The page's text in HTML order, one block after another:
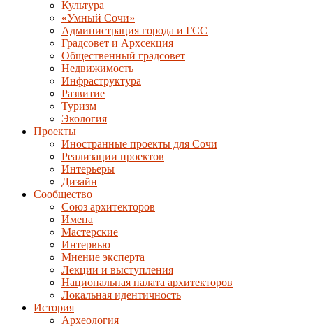
Культура
«Умный Сочи»
Администрация города и ГСС
Градсовет и Архсекция
Общественный градсовет
Недвижимость
Инфраструктура
Развитие
Туризм
Экология
Проекты
Иностранные проекты для Сочи
Реализации проектов
Интерьеры
Дизайн
Сообщество
Союз архитекторов
Имена
Мастерские
Интервью
Мнение эксперта
Лекции и выступления
Национальная палата архитекторов
Локальная идентичность
История
Археология